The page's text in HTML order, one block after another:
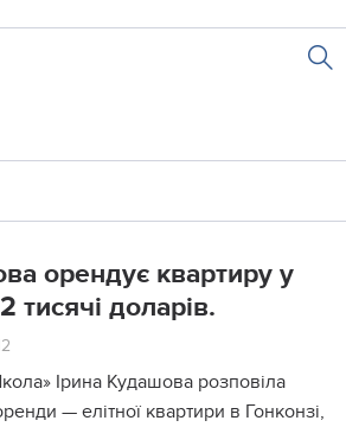
орендує квартиру у
тисячі доларів.
Ірина Кудашова розповіла
— елітної квартири в Гонконзі,